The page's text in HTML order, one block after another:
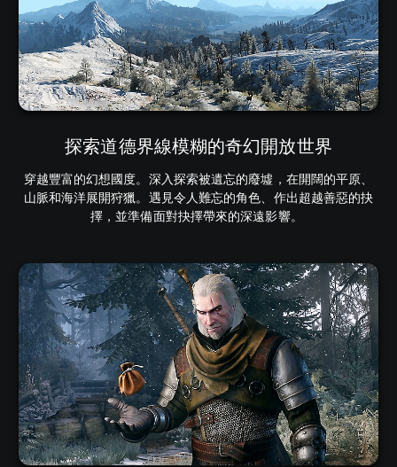
探索道德界線模糊的奇幻開放世界
穿越豐富的幻想國度。深入探索被遺忘的廢墟，在開闊的平原、
山脈和海洋展開狩獵。遇見令人難忘的角色、作出超越善惡的抉
擇，並準備面對抉擇帶來的深遠影響。